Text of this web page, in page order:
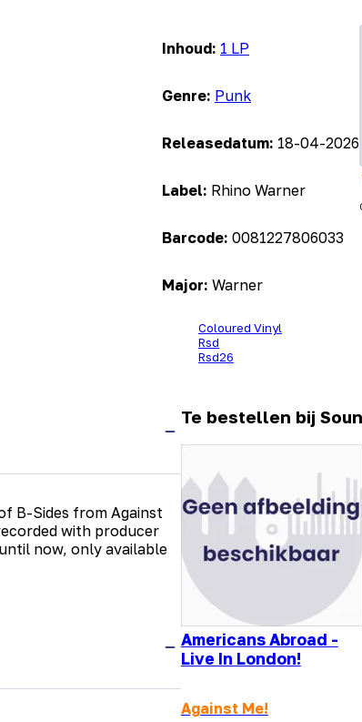
Inhoud: 1 LP
Genre: Punk
Releasedatum: 18-04-2026
Label: Rhino Warner
Barcode: 0081227806033
Major: Warner
Coloured Vinyl
Rsd
Rsd26
B-Sides from Against
with producer
now, only available
Te bestellen bij
Americans Abroad -
Live In London!
Against Me!